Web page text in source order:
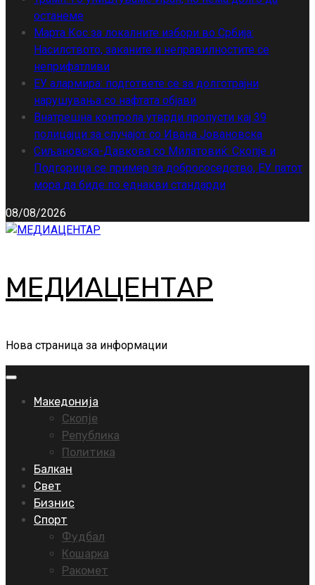
останеме
Марта Кос за локалните избори во Србија:
Насилството, заканите и неправилностите се
неприфатливи
ЕУ алармира: подгответе се за долготрајни
нарушувања со нафтата објави
Внатрешна контрола утврди пропусти кај 39
полицајци за случајот со Ивана Јовановска
Сиљановска-Давкова со Милатовиќ: Скопје и
Подгорица се пример за добрососедство, ЕУ патот
мора да биде по еднакви стандарди
08/08/2026
МЕДИАЦЕНТАР
Нова страница за информации
Primary
Македонија
Скопје
Република
Политика
Балкан
Свет
Бизнис
Спорт
Фудбал
Кошарка
Ракомет